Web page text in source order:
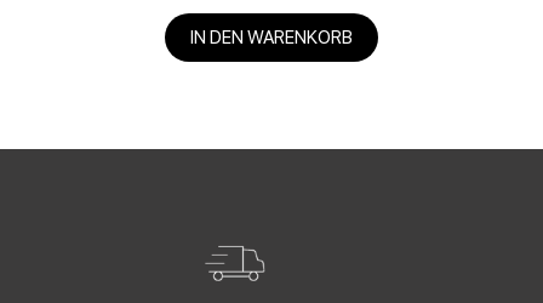
IN DEN WARENKORB